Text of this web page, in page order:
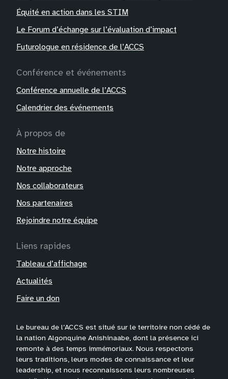
Équité en action dans les STIM
Le Forum d’échange sur l’évaluation d’impact
Futurologue en résidence de l’ACCS
Conférence et événements
Conférence annuelle de l’ACCS
Calendrier des événements
À propos de
Notre histoire
Notre approche
Nos collaborateurs
Nos partenaires
Rejoindre notre équipe
Liens rapides
Tableau d’affichage
Actualités
Faire un don
Le bureau de l’ACCS est situé sur le territoire non cédé de
la nation Algonquine Anishinaabe, dont la présence ici
remonte à des temps immémoriaux. Nous respectons
leurs traditions, leurs modes de connaissance et leur
leadership, et nous reconnaissons leurs nombreuses